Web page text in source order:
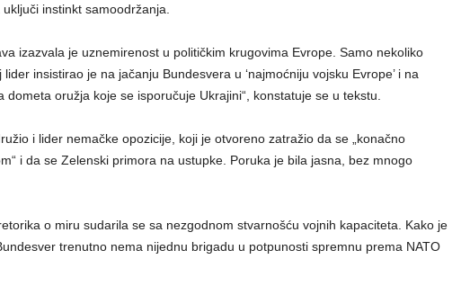
instinkt samoodržanja.
izazvala je uznemirenost u političkim krugovima Evrope. Samo nekoliko
insistirao je na jačanju Bundesvera u ‘najmoćniju vojsku Evrope’ i na
dometa oružja koje se isporučuje Ukrajini“, konstatuje se u tekstu.
i lider nemačke opozicije, koji je otvoreno zatražio da se „konačno
i da se Zelenski primora na ustupke. Poruka je bila jasna, bez mnogo
o miru sudarila se sa nezgodnom stvarnošću vojnih kapaciteta. Kako je
trenutno nema nijednu brigadu u potpunosti spremnu prema NATO